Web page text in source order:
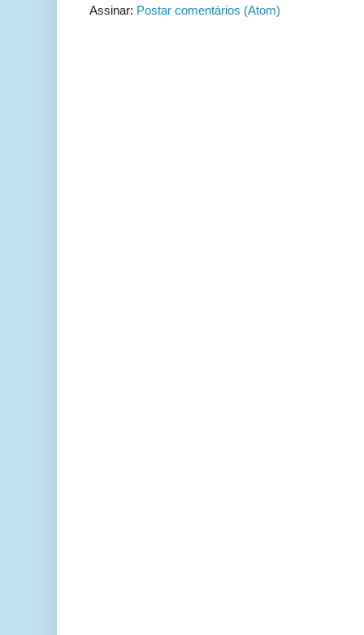
Assinar: Postar comentários (Atom)